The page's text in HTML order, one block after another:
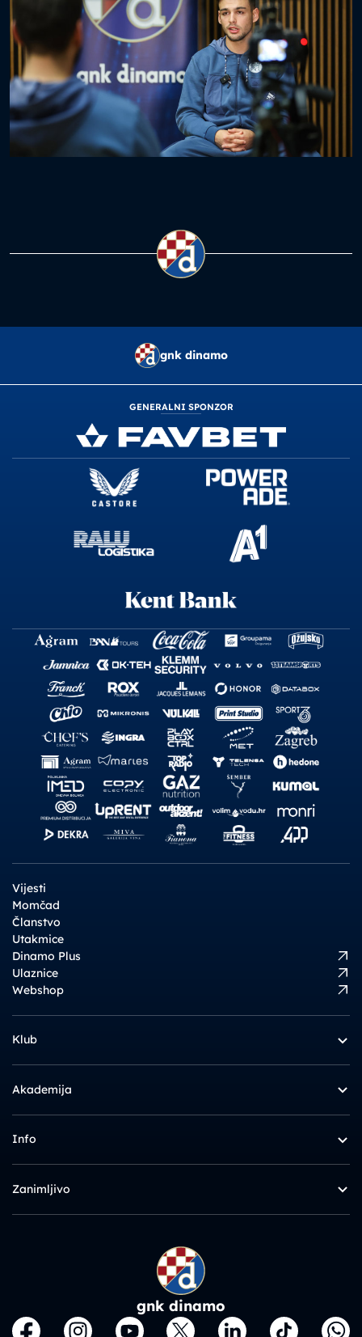
gnk dinamo
GENERALNI SPONZOR
Vijesti
Momčad
Članstvo
Utakmice
Dinamo Plus
Ulaznice
Webshop
Klub
Akademija
Info
Zanimljivo
gnk dinamo